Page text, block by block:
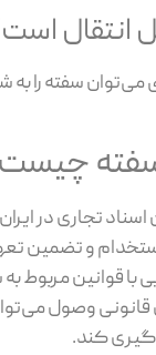
سفته را به
چیست؟
تجاری در ایران
و تضمین
قوانین مربوط به
وصول می‌تواند از
کند.